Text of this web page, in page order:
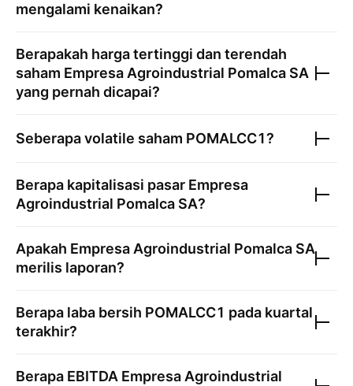
mengalami kenaikan?
Berapakah harga tertinggi dan terendah
saham Empresa Agroindustrial Pomalca SA
yang pernah dicapai?
Seberapa volatile saham POMALCC1?
Berapa kapitalisasi pasar Empresa
Agroindustrial Pomalca SA?
Apakah Empresa Agroindustrial Pomalca SA
merilis laporan?
Berapa laba bersih POMALCC1 pada kuartal
terakhir?
Berapa EBITDA Empresa Agroindustrial